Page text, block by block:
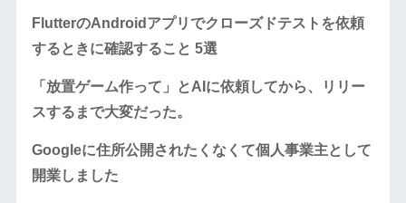
FlutterのAndroidアプリでクローズドテストを依頼
するときに確認すること 5選
「放置ゲーム作って」とAIに依頼してから、リリー
スするまで大変だった。
Googleに住所公開されたくなくて個人事業主として
開業しました